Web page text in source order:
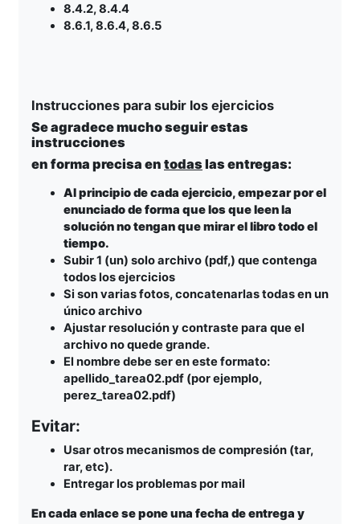
8.4.2, 8.4.4
8.6.1, 8.6.4, 8.6.5
Instrucciones para subir los ejercicios
Se agradece mucho seguir estas
instrucciones
en forma precisa en todas las entregas:
Al principio de cada ejercicio, empezar por el
enunciado de forma que los que leen la
solución no tengan que mirar el libro todo el
tiempo.
Subir 1 (un) solo archivo (pdf,) que contenga
todos los ejercicios
Si son varias fotos, concatenarlas todas en un
único archivo
Ajustar resolución y contraste para que el
archivo no quede grande.
El nombre debe ser en este formato:
apellido_tarea02.pdf (por ejemplo,
perez_tarea02.pdf)
Evitar:
Usar otros mecanismos de compresión (tar,
rar, etc).
Entregar los problemas por mail
En cada enlace se pone una fecha de entrega y